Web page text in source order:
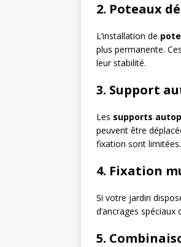
2. Poteaux
L’installation de
plus permanente.
leur stabilité.
3. Support
Les supports
peuvent être
fixation sont limitées.
4. Fixation
Si votre jardin
d’ancrages
5.